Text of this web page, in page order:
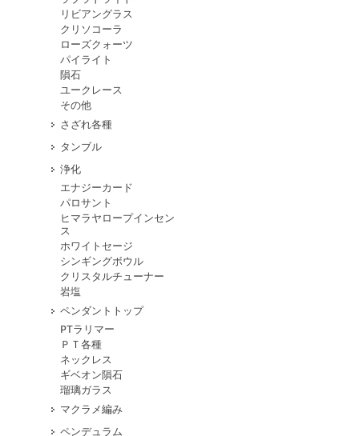
リビアングラス
クリソコーラ
ローズクォーツ
パイライト
隕石
ユークレース
その他
さざれ各種
タンブル
浄化
エナジーカード
パロサント
ヒマラヤロープインセン
ス
ホワイトセージ
シンギングボウル
クリスタルチューナー
岩塩
ペンダントトップ
PTラリマー
ＰＴ各種
ネックレス
ギベオン隕石
瑠璃ガラス
マクラメ編み
ペンデュラム